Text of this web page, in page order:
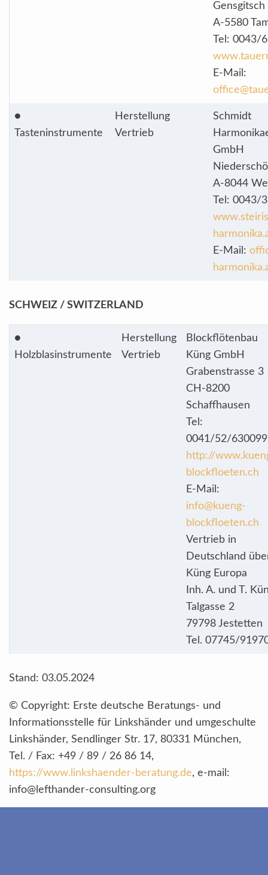
Gensgitsch
A-5580
Tel: 0043/
E-Mail:
●
Tasteninstrumente
Herstellung
Vertrieb
Schmidt
GmbH
A-8044
Tel: 0043/
E-Mail:
SCHWEIZ / SWITZERLAND
●
Holzblasinstrumente
Herstellung
Vertrieb
Blockflötenbau
Küng GmbH
Grabenstrasse 3
CH-8200
Schaffhausen
Tel:
0041/52/
http://
blockfloeten.ch
E-Mail:
info@kueng-
blockfloeten.ch
Vertrieb in
Deutschland
Küng Europa
Inh. A. und T.
Talgasse 2
79798 Jestetten
Tel. 07745/
Stand: 03.05.2024
© Copyright: Erste deutsche Beratungs- und
Informationsstelle für Linkshänder und umgeschulte
Linkshänder, Sendlinger Str. 17, 80331 München,
Tel. / Fax: +49 / 89 / 26 86 14,
https://www.linkshaender-beratung.de, e-mail:
info@lefthander-consulting.org